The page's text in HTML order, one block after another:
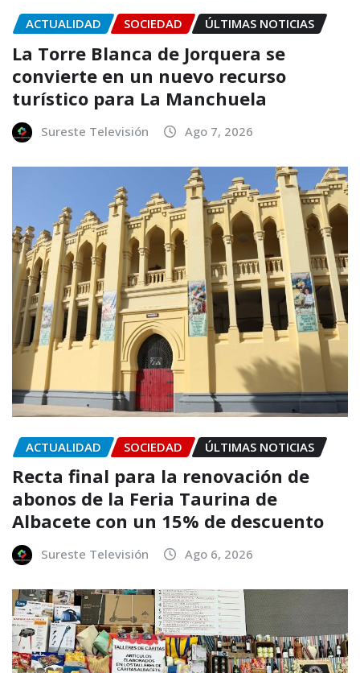
ACTUALIDAD SOCIEDAD ÚLTIMAS NOTICIAS
La Torre Blanca de Jorquera se
convierte en un nuevo recurso
turístico para La Manchuela
Sureste Televisión Ago 7, 2026
ACTUALIDAD SOCIEDAD ÚLTIMAS NOTICIAS
Recta final para la renovación de
abonos de la Feria Taurina de
Albacete con un 15% de descuento
Sureste Televisión Ago 6, 2026